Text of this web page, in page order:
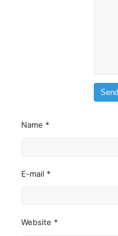
Name *
E-mail *
Website *